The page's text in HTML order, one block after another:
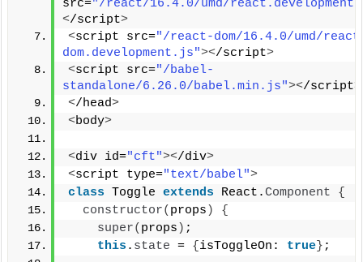
src="/react/16.4.0/umd/
</script>
<script src="/react-dom/16.4.0/umd/
dom.development.js"></script>
<script src="/babel-
standalone/6.26.0/babel.min.js"></script>
</head>
<body>
<div id="cft"></div>
<script type="text/babel">
class Toggle extends React.Component
{
constructor( props )
{
super( props ) ;
this . state = { isToggleOn: true} ;